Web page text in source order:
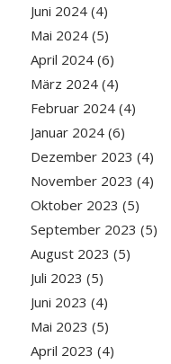
Juni 2024(4)
Mai 2024(5)
April 2024(6)
März 2024(4)
Februar 2024(4)
Januar 2024(6)
Dezember 2023 (4)
November 2023 (4)
Oktober 2023 (5)
September 2023 (5)
August 2023 (5)
Juli 2023 (5)
Juni 2023 (4)
Mai 2023 (5)
April 2023 (4)